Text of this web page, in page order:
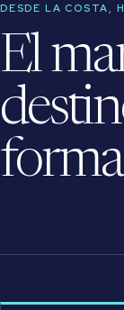
DESDE LA COSTA,
El